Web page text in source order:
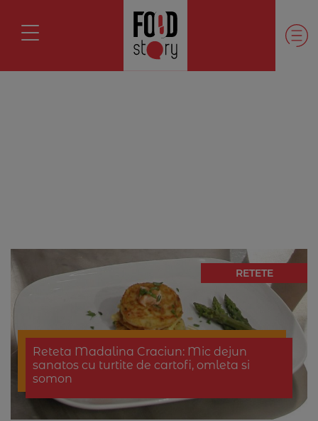
RETETE
Reteta Madalina Craciun: Mic dejun
sanatos cu turtite de cartofi, omleta si
somon